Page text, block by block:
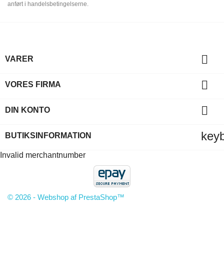
anført i handelsbetingelserne.
VARER 
VORES FIRMA 
DIN KONTO 
BUTIKSINFORMATION
Invalid merchantnumber
© 2026 - Webshop af PrestaShop™